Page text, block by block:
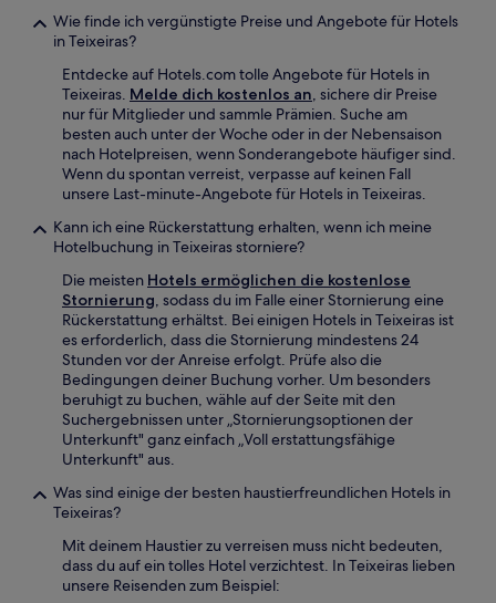
Wie finde ich vergünstigte Preise und Angebote für Hotels
in Teixeiras?
Entdecke auf Hotels.com tolle Angebote für Hotels in
Teixeiras. Melde dich kostenlos an, sichere dir Preise
nur für Mitglieder und sammle Prämien. Suche am
besten auch unter der Woche oder in der Nebensaison
nach Hotelpreisen, wenn Sonderangebote häufiger sind.
Wenn du spontan verreist, verpasse auf keinen Fall
unsere Last-minute-Angebote für Hotels in Teixeiras.
Kann ich eine Rückerstattung erhalten, wenn ich meine
Hotelbuchung in Teixeiras storniere?
Die meisten Hotels ermöglichen die kostenlose
Stornierung, sodass du im Falle einer Stornierung eine
Rückerstattung erhältst. Bei einigen Hotels in Teixeiras ist
es erforderlich, dass die Stornierung mindestens 24
Stunden vor der Anreise erfolgt. Prüfe also die
Bedingungen deiner Buchung vorher. Um besonders
beruhigt zu buchen, wähle auf der Seite mit den
Suchergebnissen unter „Stornierungsoptionen der
Unterkunft" ganz einfach „Voll erstattungsfähige
Unterkunft" aus.
Was sind einige der besten haustierfreundlichen Hotels in
Teixeiras?
Mit deinem Haustier zu verreisen muss nicht bedeuten,
dass du auf ein tolles Hotel verzichtest. In Teixeiras lieben
unsere Reisenden zum Beispiel: